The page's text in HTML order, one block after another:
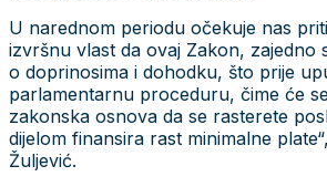
U narednom periodu očekuje nas
izvršnu vlast da ovaj Zakon, zajedno
o doprinosima i dohodku, što prije
parlamentarnu proceduru, čime će
zakonska osnova da se rasterete
dijelom finansira rast minimalne
Žuljević.